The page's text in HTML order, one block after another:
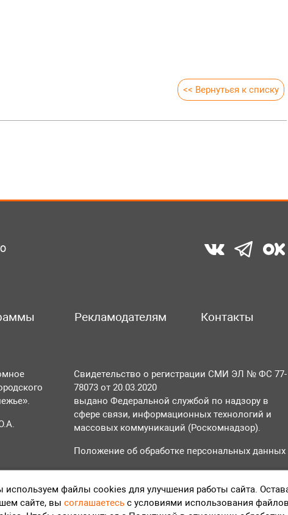
<< Вернуться к списку
Рекламодателям Контакты
Свидетельство о регистрации СМИ ЭЛ № ФС 77-
78073 от 20.03.2020
выдано Федеральной службой по надзору в
сфере связи, информационных технологий и
массовых коммуникаций (Роскомнадзор).
Положение об обработке персональных данных
Согласие на обработку персональных данных
используем файлы cookies для улучшения работы сайта.
сайте, вы соглашаетесь с условиями использования файлов